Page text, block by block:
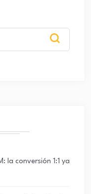
la conversión 1:1 ya